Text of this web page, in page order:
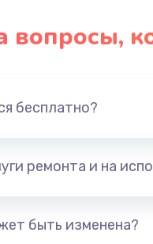
вопросы,
бесплатно?
ремонта и на
быть изменена?